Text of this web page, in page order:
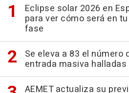
Eclipse solar 2026 en
para ver cómo será en
fase
Se eleva a 83 el número
entrada masiva halladas
AEMET actualiza su